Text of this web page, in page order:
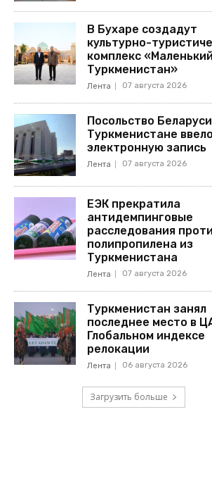
В Бухаре создадут
культурно-
комплекс «Маленький
Туркменистан»
Лента 07 августа 2026
Посольство
Туркменистане ввело
электронную запись
Лента 07 августа 2026
ЕЭК прекратила
антидемпинговые
расследования
полипропилена из
Туркменистана
Лента 07 августа 2026
Туркменистан занял
последнее место в
Глобальном индексе
релокации
Лента 06 августа 2026
Загрузить больше